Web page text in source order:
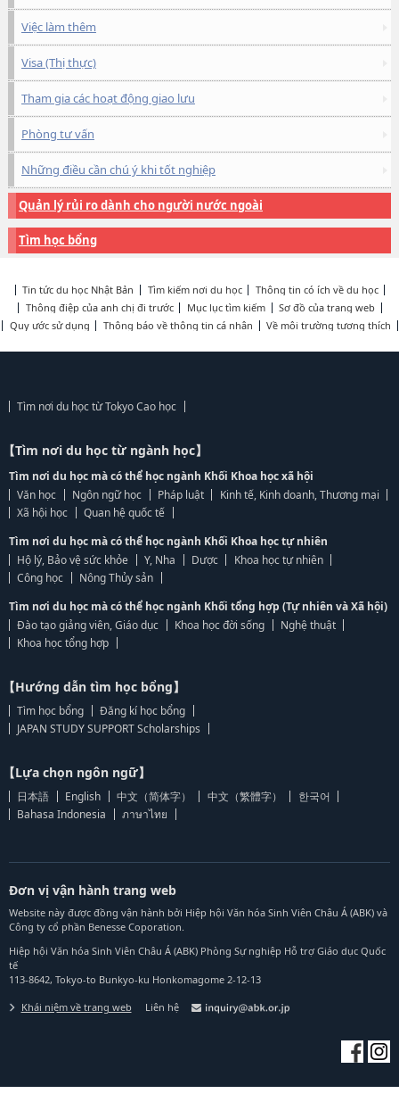
Việc làm thêm
Visa (Thị thực)
Tham gia các hoạt động giao lưu
Phòng tư vấn
Những điều cần chú ý khi tốt nghiệp
Quản lý rủi ro dành cho người nước ngoài
Tìm học bổng
Tin tức du học Nhật Bản Tìm kiếm nơi du học
Thông tin có ích về du học
Thông điệp của anh chị đi trước
Mục lục tìm kiếm
Sơ đồ của trang web
Quy ước sử dụng
Thông báo về thông tin cá nhân Về môi trường tương thích
Tìm nơi du học từ Tokyo Cao học
【Tìm nơi du học từ ngành học】
Tìm nơi du học mà có thể học ngành Khối Khoa học xã hội
Văn học
Ngôn ngữ học Pháp luật
Kinh tế, Kinh doanh, Thương mại
Xã hội học
Quan hệ quốc tế
Tìm nơi du học mà có thể học ngành Khối Khoa học tự nhiên
Hộ lý, Bảo vệ sức khỏe
Y, Nha Dược
Khoa học tự nhiên
Công học
Nông Thủy sản
Tìm nơi du học mà có thể học ngành Khối tổng hợp (Tự nhiên và Xã hội)
Đào tạo giảng viên, Giáo dục
Khoa học đời sống
Nghệ thuật
Khoa học tổng hợp
【Hướng dẫn tìm học bổng】
Tìm học bổng
Đăng kí học bổng
JAPAN STUDY SUPPORT Scholarships
【Lựa chọn ngôn ngữ】
日本語 English 中文（简体字） 中文（繁體字）
한국어
Bahasa Indonesia
ภาษาไทย
Đơn vị vận hành trang web
Website này được đồng vận hành bởi Hiệp hội Văn hóa Sinh Viên Châu Á (ABK) và
Công ty cổ phần Benesse Coporation.
Hiệp hội Văn hóa Sinh Viên Châu Á (ABK) Phòng Sự nghiệp Hỗ trợ Giáo dục Quốc
tế
113-8642, Tokyo-to Bunkyo-ku Honkomagome 2-12-13
Khái niệm về trang web Liên hệ